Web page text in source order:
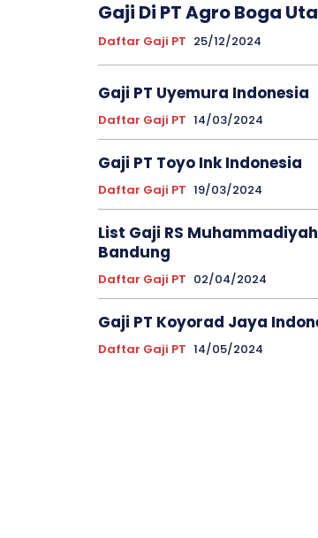
Gaji Di PT Agro Boga
Daftar Gaji PT 25/12/2024
Gaji PT Uyemura Indonesia
Daftar Gaji PT 14/03/2024
Gaji PT Toyo Ink Indonesia
Daftar Gaji PT 19/03/2024
List Gaji RS Muhammadiyah
Bandung
Daftar Gaji PT 02/04/2024
Gaji PT Koyorad Jaya
Daftar Gaji PT 14/05/2024